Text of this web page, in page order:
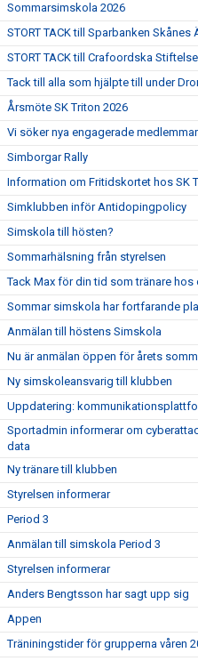
Sommarsimskola 2026
STORT TACK till Sparbanken
STORT TACK till Crafoordska
Tack till alla som hjälpte till under
Årsmöte SK Triton 2026
Vi söker nya engagerade
Simborgar Rally
Information om Fritidskortet hos SK
Simklubben inför Antidopingpolicy
Simskola till hösten?
Sommarhälsning från styrelsen
Tack Max för din tid som tränare hos
Sommar simskola har fortfarande
Anmälan till höstens Simskola
Nu är anmälan öppen för årets
Ny simskoleansvarig till klubben
Uppdatering:
Sportadmin informerar om
data
Ny tränare till klubben
Styrelsen informerar
Period 3
Anmälan till simskola Period 3
Styrelsen informerar
Anders Bengtsson har sagt upp sig
Appen
Träniningstider för grupperna våren